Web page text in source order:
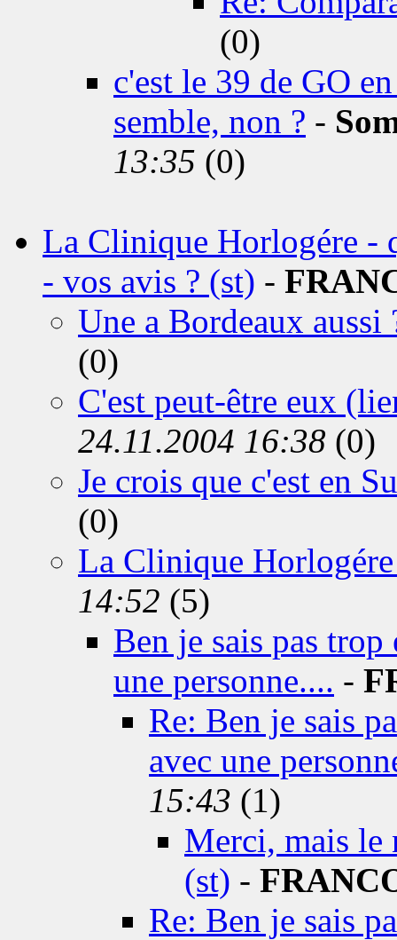
(0)
c'est le 39 de GO
semble, non ? -
13:35 (0)
La Clinique Horlogére -
- vos avis ? (st) -
Une a Bordeaux aussi
(0)
C'est peut-être eux
24.11.2004 16:38 (0)
Je crois que c'est en
(0)
La Clinique
14:52 (5)
Ben je sais pas
une personne.... -
Re: Ben je sais
avec une
15:43 (1)
Merci, mais le
(st) -
Re: Ben je sais